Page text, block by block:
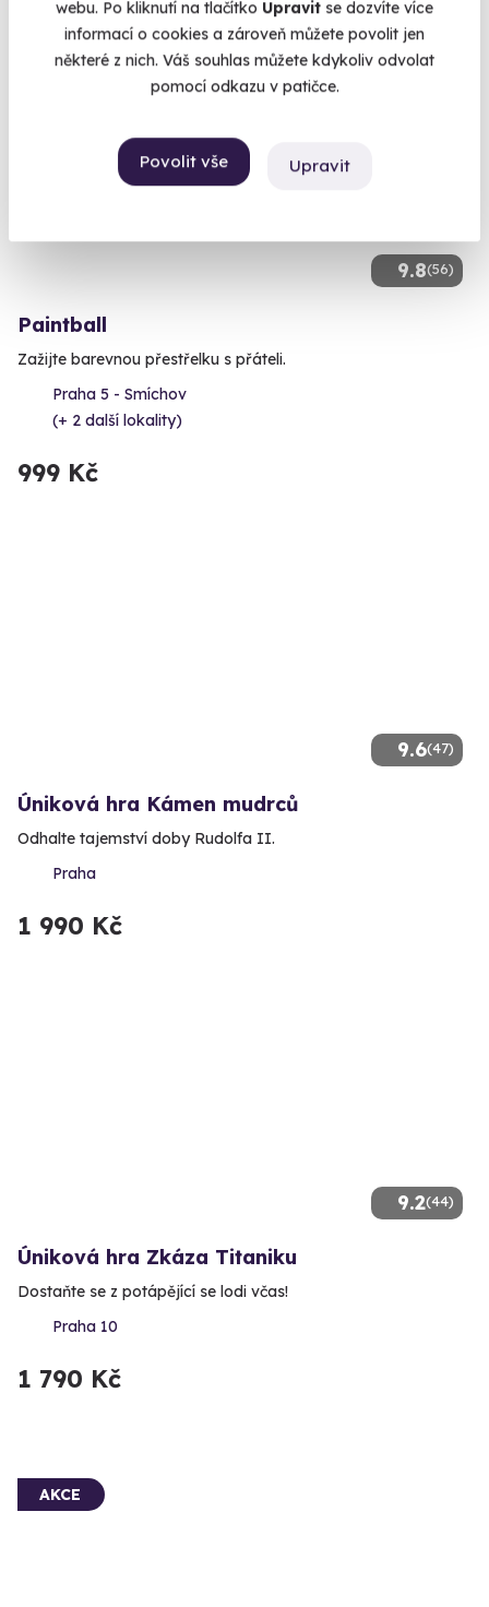
webu. Po kliknutí na tlačítko Upravit se dozvíte více
informací o cookies a zároveň můžete povolit jen
některé z nich. Váš souhlas můžete kdykoliv odvolat
pomocí odkazu v patičce.
Povolit vše Upravit
9.8(56)
Paintball
Zažijte barevnou přestřelku s přáteli.
Praha 5 - Smíchov
(+ 2 další lokality)
999 Kč
9.6(47)
Úniková hra Kámen mudrců
Odhalte tajemství doby Rudolfa II.
Praha
1 990 Kč
9.2(44)
Úniková hra Zkáza Titaniku
Dostaňte se z potápějící se lodi včas!
Praha 10
1 790 Kč
AKCE